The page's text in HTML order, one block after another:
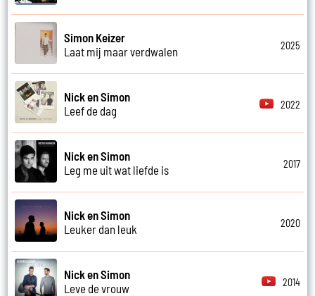
Simon Keizer
Laat mij maar verdwalen
2025
Nick en Simon
Leef de dag
2022
Nick en Simon
Leg me uit wat liefde is
2017
Nick en Simon
Leuker dan leuk
2020
Nick en Simon
Leve de vrouw
2014